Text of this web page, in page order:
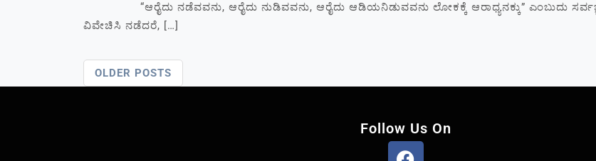
“ಆರೈದು ನಡೆವವನು, ಆರೈದು ನುಡಿವವನು, ಆರೈದು ಆಡಿಯನಿಡುವವನು ಲೋಕಕ್ಕೆ ಆರಾಧ್ಯನಕ್ಕು” ಎಂಬುದು
ವಿವೇಚಿಸಿ ನಡೆದರೆ, […]
OLDER POSTS
Follow Us On